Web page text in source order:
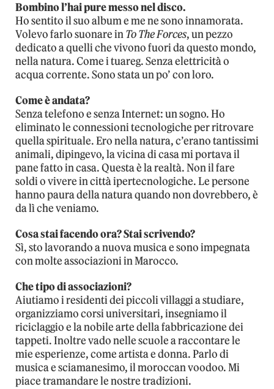
Bombino l’hai pure messo nel disco.
Ho sentito il suo album e me ne sono innamorata.
Volevo farlo suonare inTo The Forces, un pezzo
dedicato a quelli che vivono fuori da questo mondo,
nella natura. Come i tuareg. Senza elettricità o
acqua corrente. Sono stata un po’ con loro.
Come è andata?
Senza telefono e senza Internet: un sogno. Ho
eliminato le connessioni tecnologiche per ritrovare
quella spirituale. Ero nella natura, c’erano tantissimi
animali, dipingevo, la vicina di casa mi portava il
pane fatto in casa. Questa è la realtà. Non il fare
soldi o vivere in città ipertecnologiche. Le persone
hanno paura della natura quando non dovrebbero, è
da lì che veniamo.
Cosa stai facendo ora? Stai scrivendo?
Sì, sto lavorando a nuova musica e sono impegnata
con molte associazioni in Marocco.
Che tipo di associazioni?
Aiutiamo i residenti dei piccoli villaggi a studiare,
organizziamo corsi universitari, insegniamo il
riciclaggio e la nobile arte della fabbricazione dei
tappeti. Inoltre vado nelle scuole a raccontare le
mie esperienze, come artista e donna. Parlo di
musica e sciamanesimo, il moroccan voodoo. Mi
piace tramandare le nostre tradizioni.